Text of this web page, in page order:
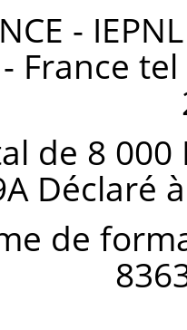
-
France
de 8 000
Déclaré
de